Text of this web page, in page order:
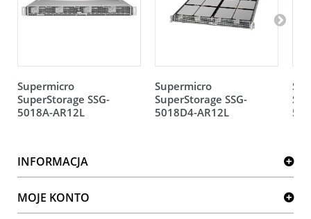
Supermicro
SuperStorage SSG-
5018A-AR12L
Supermicro
SuperStorage SSG-
5018D4-AR12L
INFORMACJA
MOJE KONTO